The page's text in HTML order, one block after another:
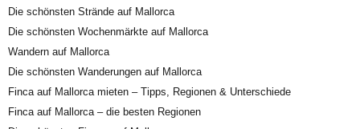
Die schönsten Strände auf Mallorca
Die schönsten Wochenmärkte auf Mallorca
Wandern auf Mallorca
Die schönsten Wanderungen auf Mallorca
Finca auf Mallorca mieten – Tipps, Regionen & Unterschiede
Finca auf Mallorca – die besten Regionen